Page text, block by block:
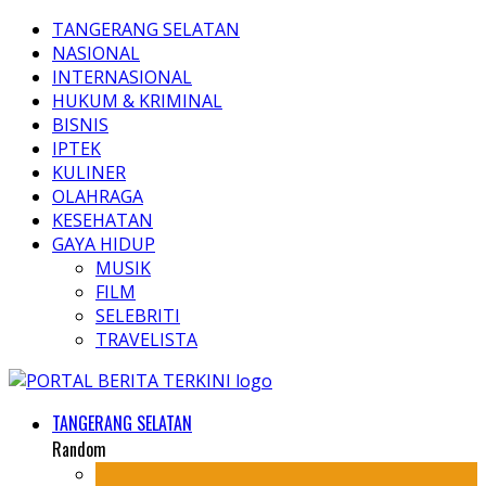
TANGERANG SELATAN
NASIONAL
INTERNASIONAL
HUKUM & KRIMINAL
BISNIS
IPTEK
KULINER
OLAHRAGA
KESEHATAN
GAYA HIDUP
MUSIK
FILM
SELEBRITI
TRAVELISTA
TANGERANG SELATAN
Random